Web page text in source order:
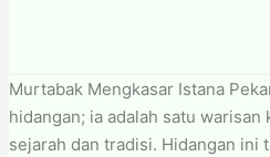
Murtabak Mengkasar Istana
hidangan; ia adalah satu
sejarah dan tradisi. Hidangan ini